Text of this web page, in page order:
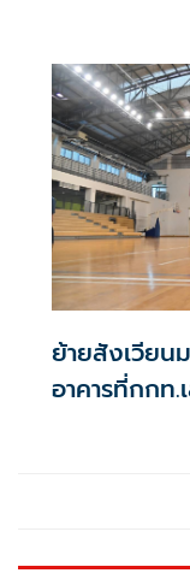
ย้ายสังเวียน
อาคารที่กกท.